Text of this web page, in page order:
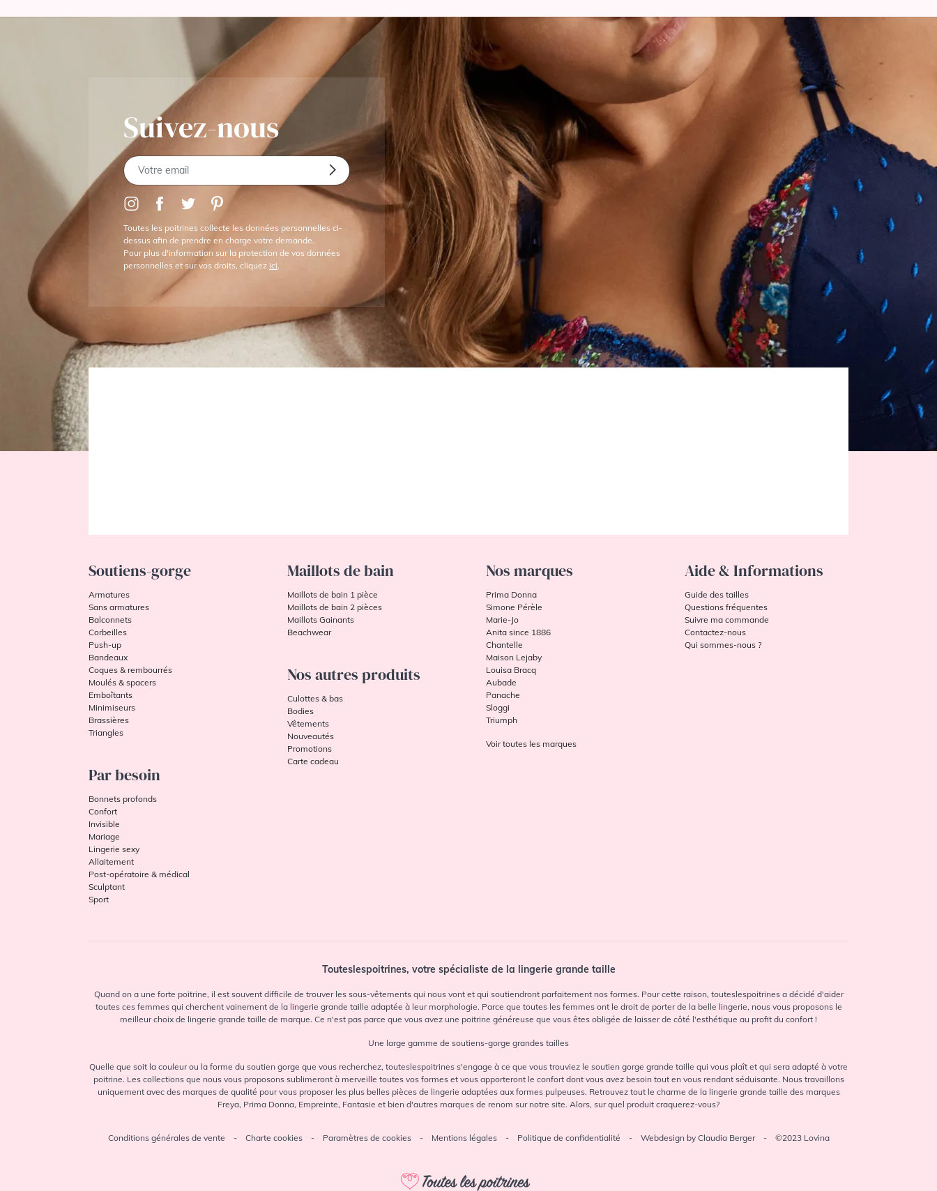
Anita Care
Maillots de Bain
Aubade
Maillots de Bain
Elomi
Maillots de Bain
Fantasie
Maillots de Bain
Freya
Maillots de Bain
Maillots de Bain
Marie Jo Swim
Maillots de Bain
Maillots de Bain
Maillots de Bain
Sarda
Simone Pérèle
Maillots de Bain
Ulla Dessous
Maison Lejaby
Marie-Jo
Oscalito
Panache
Panache Sport
Prima Donna
Prima Donna
Sport
Sculptresse
Triaction by
Triumph
Donna
Suivez-nous
Toutes les poitrines collecte les données personnelles ci-
dessus afin de prendre en charge votre demande.
Pour plus d'information sur la protection de vos données
personnelles et sur vos droits, cliquez ici.
Soutiens-gorge
Armatures
Sans armatures
Balconnets
Corbeilles
Push-up
Bandeaux
Coques & rembourrés
Moulés & spacers
Emboîtants
Minimiseurs
Brassières
Triangles
Par besoin
Bonnets profonds
Confort
Invisible
Mariage
Lingerie sexy
Allaitement
Post-opératoire & médical
Sculptant
Sport
Maillots de bain
Maillots de bain 1 pièce
Maillots de bain 2 pièces
Maillots Gainants
Beachwear
Nos autres produits
Culottes & bas
Bodies
Vêtements
Nouveautés
Promotions
Carte cadeau
Nos marques
Prima Donna
Simone Pérèle
Marie-Jo
Anita since 1886
Chantelle
Maison Lejaby
Louisa Bracq
Aubade
Panache
Sloggi
Triumph
Voir toutes les marques
Aide & Informations
Guide des tailles
Questions fréquentes
Suivre ma commande
Contactez-nous
Qui sommes-nous ?
Touteslespoitrines, votre spécialiste de la lingerie grande taille
Quand on a une forte poitrine, il est souvent difficile de trouver les sous-vêtements qui nous vont et qui soutiendront parfaitement nos formes. Pour cette raison, touteslespoitrines a décidé d'aider
toutes ces femmes qui cherchent vainement de la lingerie grande taille adaptée à leur morphologie. Parce que toutes les femmes ont le droit de porter de la belle lingerie, nous vous proposons le
meilleur choix de lingerie grande taille de marque. Ce n'est pas parce que vous avez une poitrine généreuse que vous êtes obligée de laisser de côté l'esthétique au profit du confort !
Une large gamme de soutiens-gorge grandes tailles
Quelle que soit la couleur ou la forme du soutien gorge que vous recherchez, touteslespoitrines s'engage à ce que vous trouviez le soutien gorge grande taille qui vous plaît et qui sera adapté à votre
poitrine. Les collections que nous vous proposons sublimeront à merveille toutes vos formes et vous apporteront le confort dont vous avez besoin tout en vous rendant séduisante. Nous travaillons
uniquement avec des marques de qualité pour vous proposer les plus belles pièces de lingerie adaptées aux formes pulpeuses. Retrouvez tout le charme de la lingerie grande taille des marques
Freya, Prima Donna, Empreinte, Fantasie et bien d'autres marques de renom sur notre site. Alors, sur quel produit craquerez-vous?
Conditions générales de vente - Charte cookies- Paramètres de cookies- Mentions légales- Politique de confidentialité - Webdesign by Claudia Berger - ©2023 Lovina